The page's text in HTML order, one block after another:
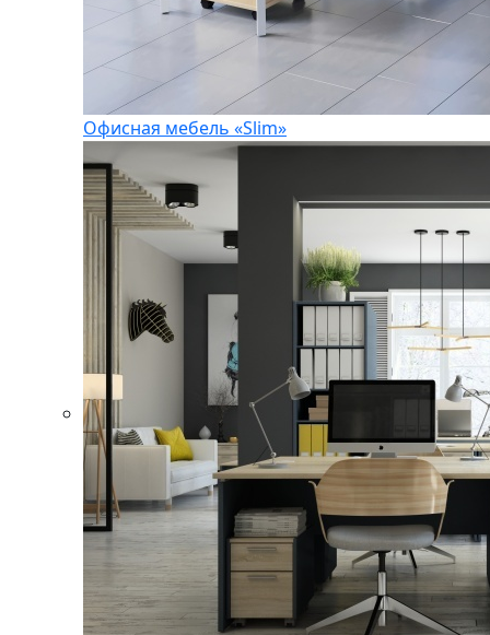
Офисная мебель «Slim»